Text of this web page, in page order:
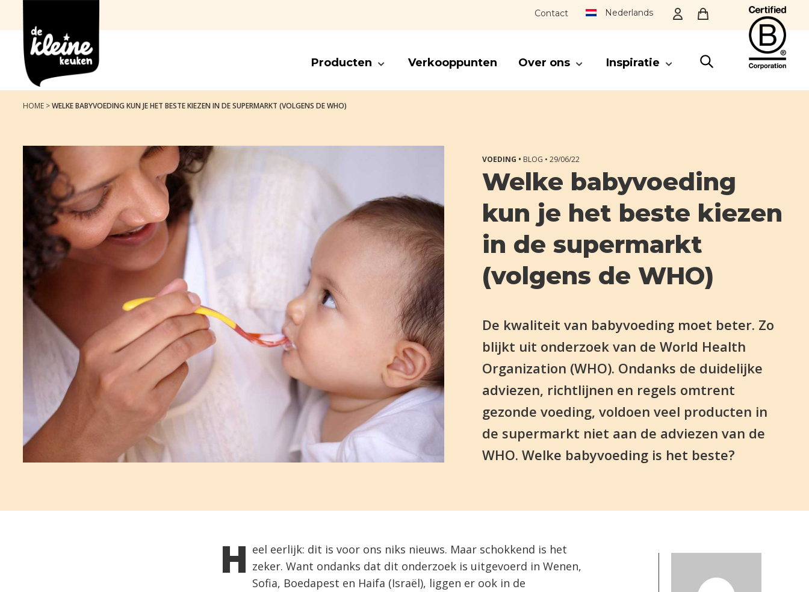
Spring
naar
hoofdnavigatie
Door
naar
hoofd
inhoud
Spring
naar
voettekst
Contact Nederlands
de
Kleine
Keuken
Elk
kind
gezond
en
energiek
laten
opgroeien
biologische
en
voedzame
producten.
Producten Verkooppunten Over ons Inspiratie
HOME >WELKE BABYVOEDING KUN JE HET BESTE KIEZEN IN DE SUPERMARKT (VOLGENS DE WHO)
VOEDING • BLOG • 29/06/22
Welke babyvoeding
kun je het beste kiezen
in de supermarkt
(volgens de WHO)
De kwaliteit van babyvoeding moet beter. Zo
blijkt uit onderzoek van de World Health
Organization (WHO). Ondanks de duidelijke
adviezen, richtlijnen en regels omtrent
gezonde voeding, voldoen veel producten in
de supermarkt niet aan de adviezen van de
WHO. Welke babyvoeding is het beste?
H eel eerlijk: dit is voor ons niks nieuws. Maar schokkend is het
zeker. Want ondanks dat dit onderzoek is uitgevoerd in Wenen,
Sofia, Boedapest en Haifa (Israël), liggen er ook in de